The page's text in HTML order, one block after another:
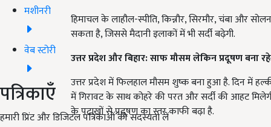
मशीनरी
वेब स्टोरी
पत्रिकाएँ
हमारी प्रिंट और डिजिटल पत्रिकाओं की सदस्यता लें
हिमाचल के लाहौल-स्पीति, किन्नौर, सिरमौर, चंबा और
सकता है, जिससे मैदानी इलाकों में भी सर्दी बढ़ेगी.
उत्तर प्रदेश और बिहार: साफ मौसम लेकिन प्रदूषण बना
उत्तर प्रदेश में फिलहाल मौसम शुष्क बना हुआ है. दिन में
में गिरावट के साथ कोहरे की परत और सर्दी की आहट
के पटाखों से प्रदूषण का स्तर काफी बढ़ा है.